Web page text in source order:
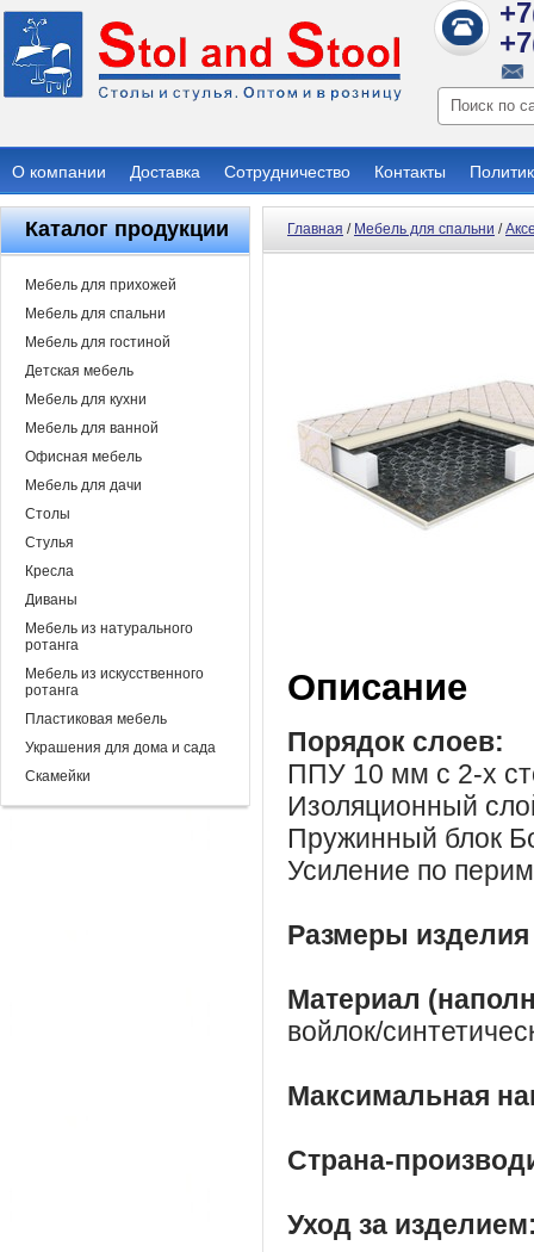
О компании Доставка Сотрудничество Контакты
Каталог продукции
Мебель для прихожей
Мебель для спальни
Мебель для гостиной
Детская мебель
Мебель для кухни
Мебель для ванной
Офисная мебель
Мебель для дачи
Столы
Стулья
Кресла
Диваны
Мебель из натурального
ротанга
Мебель из искусственного
ротанга
Пластиковая мебель
Украшения для дома и сада
Скамейки
Главная / Мебель для спальни /
Описание
Порядок слоев:
ППУ 10 мм с 2-х
Изоляционный
Пружинный блок
Усиление по
Размеры
Материал
войлок/
Максимальная
Страна-
Уход за